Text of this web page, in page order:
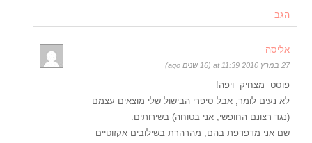
הגב
אליסה
27 במרץ 2010 at 11:39 (16 שנים ago)
פוסט מצחיק ויפה!
לא נעים לומר, אבל סיפרי הבישול שלי מוצאים עצמם
(נגד רצונם החופשי, אני בטוחה) בשירותים.
שם אני מדפדפת בהם, מהרהרת בשילובים אקזוטיים